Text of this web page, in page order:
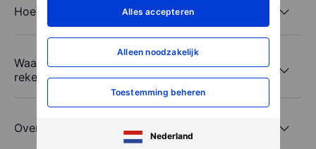
Alles accepteren
Alleen noodzakelijk
Toestemming beheren
Nederland
Hoe wordt mijn rente berekend?
Waar kan ik de ontvangen rente op mijn
rekening zien?
Over welke valuta's ontvang ik rente?